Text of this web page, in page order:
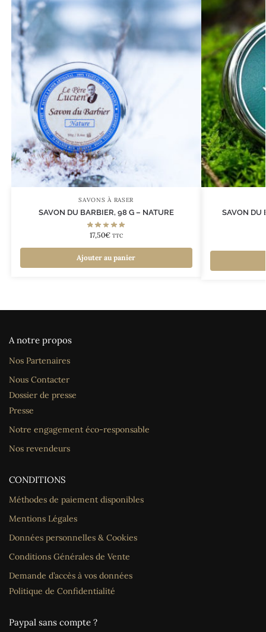
SAVONS À RASER
SAVON DU BARBIER, 98 G – NATURE
17,50€ TTC
Ajouter au panier
SAVON DU
A notre propos
Nos Partenaires
Nous Contacter
Dossier de presse
Presse
Notre engagement éco-responsable
Nos revendeurs
CONDITIONS
Méthodes de paiement disponibles
Mentions Légales
Données personnelles & Cookies
Conditions Générales de Vente
Demande d’accès à vos données
Politique de Confidentialité
Paypal sans compte ?